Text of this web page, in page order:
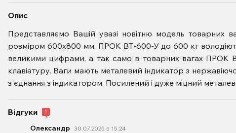
Опис
Представляємо Вашій увазі новітню модель
розміром 600х800 мм. ПРОК ВТ-600-У до 600 кг
великими цифрами, а так само в товарних вагах ПРОК
клавіатуру. Ваги мають металевий індикатор з
з'єднання з індикатором. Посилений і дуже міцний
Відгуки 1
Олександр 30.07.2025 в 15:24